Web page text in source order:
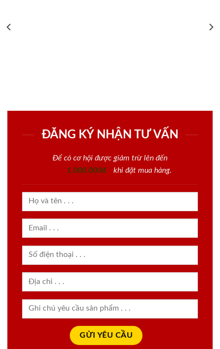
ĐĂNG KÝ NHẬN TƯ VẤN
Để có cơ hội được giảm trừ lên đến
1.000.000đ
khi đặt mua hàng.